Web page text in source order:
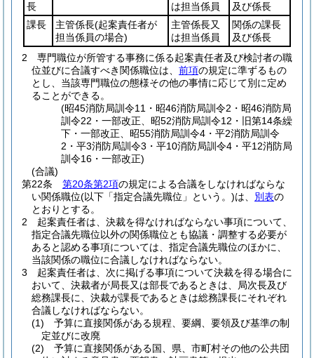
長
は担当係員
及び係長
課長
主管係長(起案責任者が
担当係員の場合)
主管係長又
は担当係員
関係の課長
及び係長
2
専門職位が所管する事務に係る起案責任者及び検討者の職
位並びに合議すべき関係職位は、 前項の規定に準ずるもの
とし、当該専門職位の態様その他の事情に応じて別に定め
ることができる。
(昭45消防局訓令11・昭46消防局訓令2・昭46消防局
訓令22・一部改正、昭52消防局訓令12・旧第14条繰
下・一部改正、昭55消防局訓令4・平2消防局訓令
2・平3消防局訓令3・平10消防局訓令4・平12消防局
訓令16・一部改正)
(合議)
第22条
第20条第2項の規定による合議をしなければならな
い関係職位(以下「指定合議先職位」という。)は、 別表の
とおりとする。
2
起案責任者は、決裁を得なければならない事項について、
指定合議先職位以外の関係職位とも協議・調整する必要が
あると認める事項については、指定合議先職位のほかに、
当該関係の職位に合議しなければならない。
3
起案責任者は、次に掲げる事項について決裁を得る場合に
おいて、決裁者が局長又は部長であるときは、局次長及び
総務課長に、決裁が課長であるときは総務課長にそれぞれ
合議しなければならない。
(1)
予算に直接関係がある規程、要綱、要領及び基準の制
定並びに改廃
(2)
予算に直接関係がある国、県、市町村その他の公共団